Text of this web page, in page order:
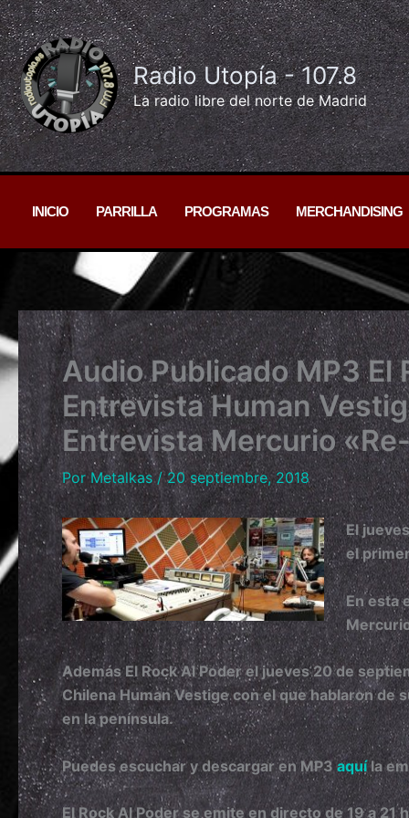
Ir
al
contenido
Radio Utopía - 107.8
La radio libre del norte de Madrid
INICIO PARRILLA PROGRAMAS MERCHANDISING
Audio Publicado MP3
Entrevista Human
Entrevista Mercurio
PorMetalkas/20 septiembre, 2018
El
el
En esta
Además El Rock Al Poder el jueves 20 de
Chilena Human Vestige con el que hablaron de
en la península.
Puedes escuchar y descargar en MP3aquíla
El Rock Al Poder se emite en directo de 19 a 21